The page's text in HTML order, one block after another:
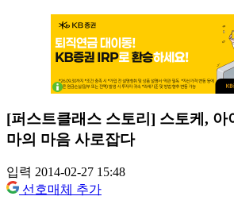
[퍼스트클래스 스토리] 스토케,
마의 마음 사로잡다
입력 2014-02-27 15:48
선호매체 추가